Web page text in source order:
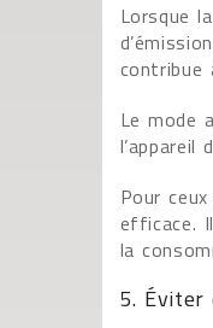
Lorsque
contribue
Le mode
l’appareil
Pour
efficace.
la
5. Éviter